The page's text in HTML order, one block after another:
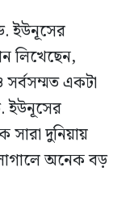
ইউনূসের
লিখেছেন,
একটা
ইউনূসের
সারা দুনিয়ায়
অনেক বড়